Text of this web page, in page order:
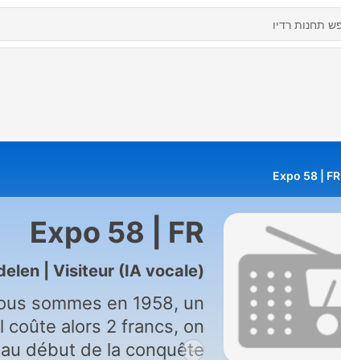
Expo 58 | FR
Expo 58 | FR
- Francis Vandervondelen | Visiteur (IA vocale)
sommes en 1958, un
coûte alors 2 francs, on
début de la conquête